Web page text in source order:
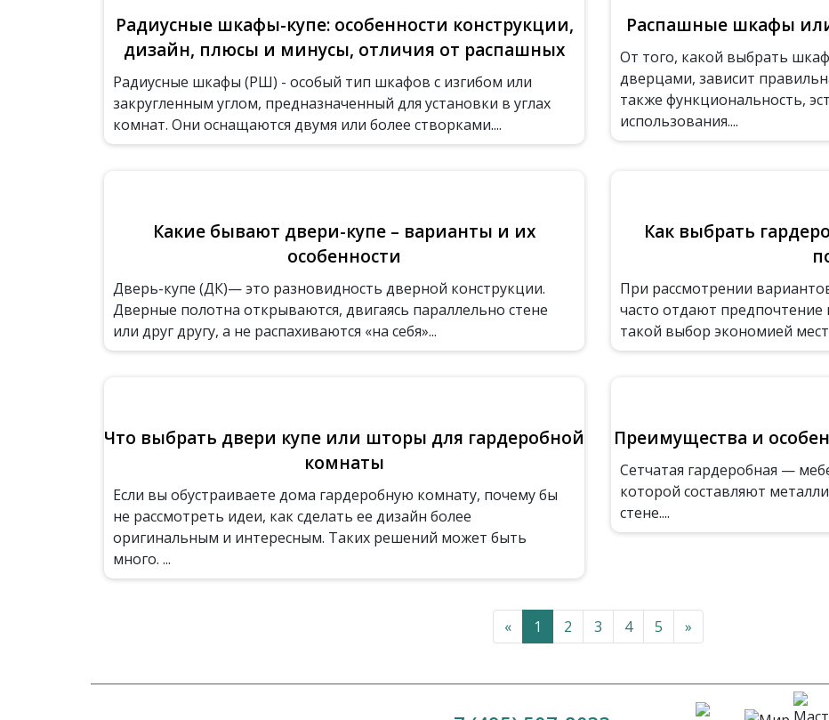
Радиусные шкафы-купе: особенности конструкции,
дизайн, плюсы и минусы, отличия от распашных
Радиусные шкафы (РШ) - особый тип шкафов с изгибом или
закругленным углом, предназначенный для установки в углах
комнат. Они оснащаются двумя или более створками....
Распашные шкафы
От того, какой выбрать
дверцами, зависит
также функциональность,
использования....
Какие бывают двери-купе – варианты и их
особенности
Дверь-купе (ДК)— это разновидность дверной конструкции.
Дверные полотна открываются, двигаясь параллельно стене
или друг другу, а не распахиваются «на себя»...
Как выбрать
При рассмотрении
часто отдают
такой выбор экономией
Что выбрать двери купе или шторы для гардеробной
комнаты
Если вы обустраиваете дома гардеробную комнату, почему бы
не рассмотреть идеи, как сделать ее дизайн более
оригинальным и интересным. Таких решений может быть
много. ...
Преимущества и
Сетчатая гардеробная —
которой составляют
стене....
« 1 2 3 4 5 »